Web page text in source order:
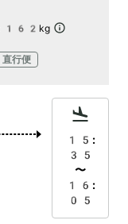
162kg
直行便
15:
35
〜
16:
05